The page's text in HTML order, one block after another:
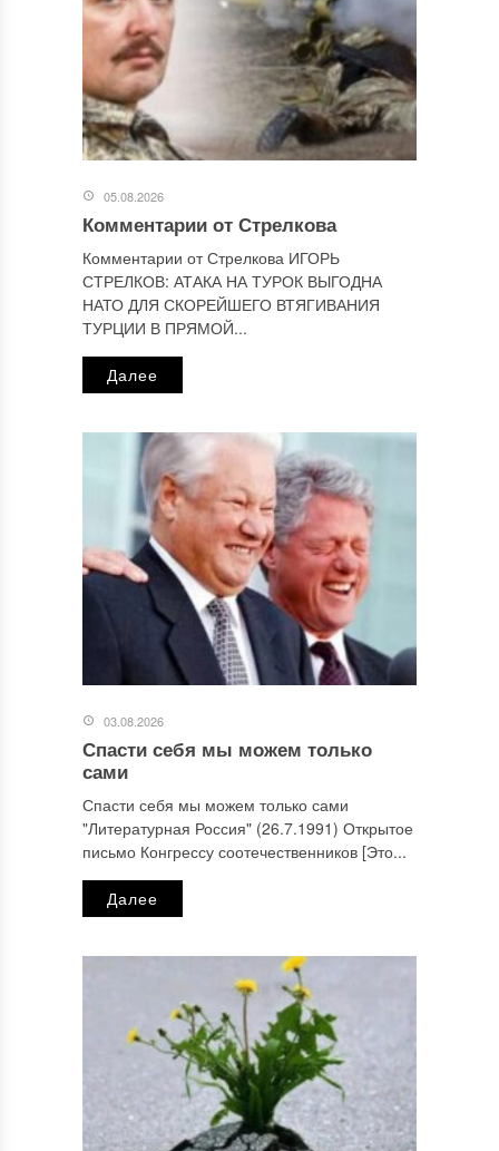
Этот сайт использует Akismet для борьбы со спамом.
Узнайте, как обрабатываются ваши данные комментариев
персональных данных.
05.08.2026
Комментарии от Стрелкова
Комментарии от Стрелкова ИГОРЬ
СТРЕЛКОВ: АТАКА НА ТУРОК ВЫГОДНА
НАТО ДЛЯ СКОРЕЙШЕГО ВТЯГИВАНИЯ
ТУРЦИИ В ПРЯМОЙ...
Далее
03.08.2026
Спасти себя мы можем только
сами
Спасти себя мы можем только сами
"Литературная Россия" (26.7.1991) Открытое
письмо Конгрессу соотечественников [Это...
Далее